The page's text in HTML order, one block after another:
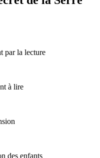
par la lecture
à lire
des enfants